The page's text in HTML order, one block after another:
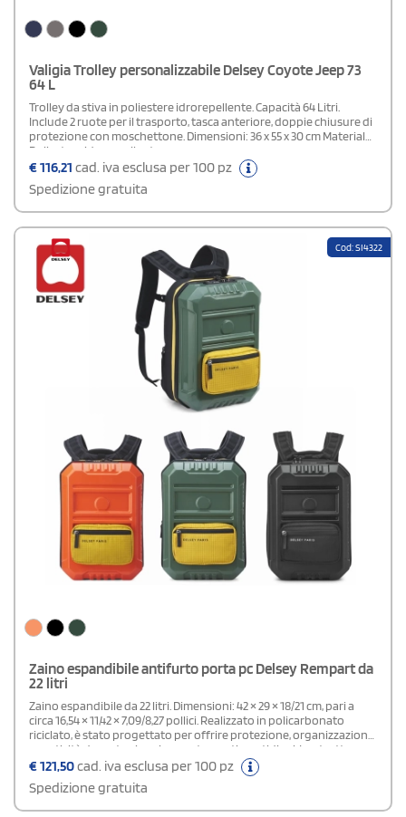
Valigia Trolley personalizzabile Delsey Coyote Jeep 73
64 L
Trolley da stiva in poliestere idrorepellente. Capacità 64 Litri.
Include 2 ruote per il trasporto, tasca anteriore, doppie chiusure di
protezione con moschettone. Dimensioni: 36 x 55 x 30 cm Materiale:
Poliestere idrorepellente
€116,21 cad. iva esclusa per 100 pz
Spedizione gratuita
Cod: SI4322
Zaino espandibile antifurto porta pc Delsey Rempart da
22 litri
Zaino espandibile da 22 litri. Dimensioni: 42 × 29 × 18/21 cm, pari a
circa 16,54 × 11,42 × 7,09/8,27 pollici. Realizzato in policarbonato
riciclato, è stato progettato per offrire protezione, organizzazione
e praticità durante viaggi e spostamenti quotidiani. La struttura
compatibile con il sistema trolley consente di fissarlo
comodamente al bagaglio, facilitando il trasporto. All’interno sono
presenti scomparti dedicati a computer portatile e tablet, mentre
la tasca anteriore permette di tenere a portata di mano documenti
€121,50cad. iva esclusa per 100 pz
Spedizione gratuita